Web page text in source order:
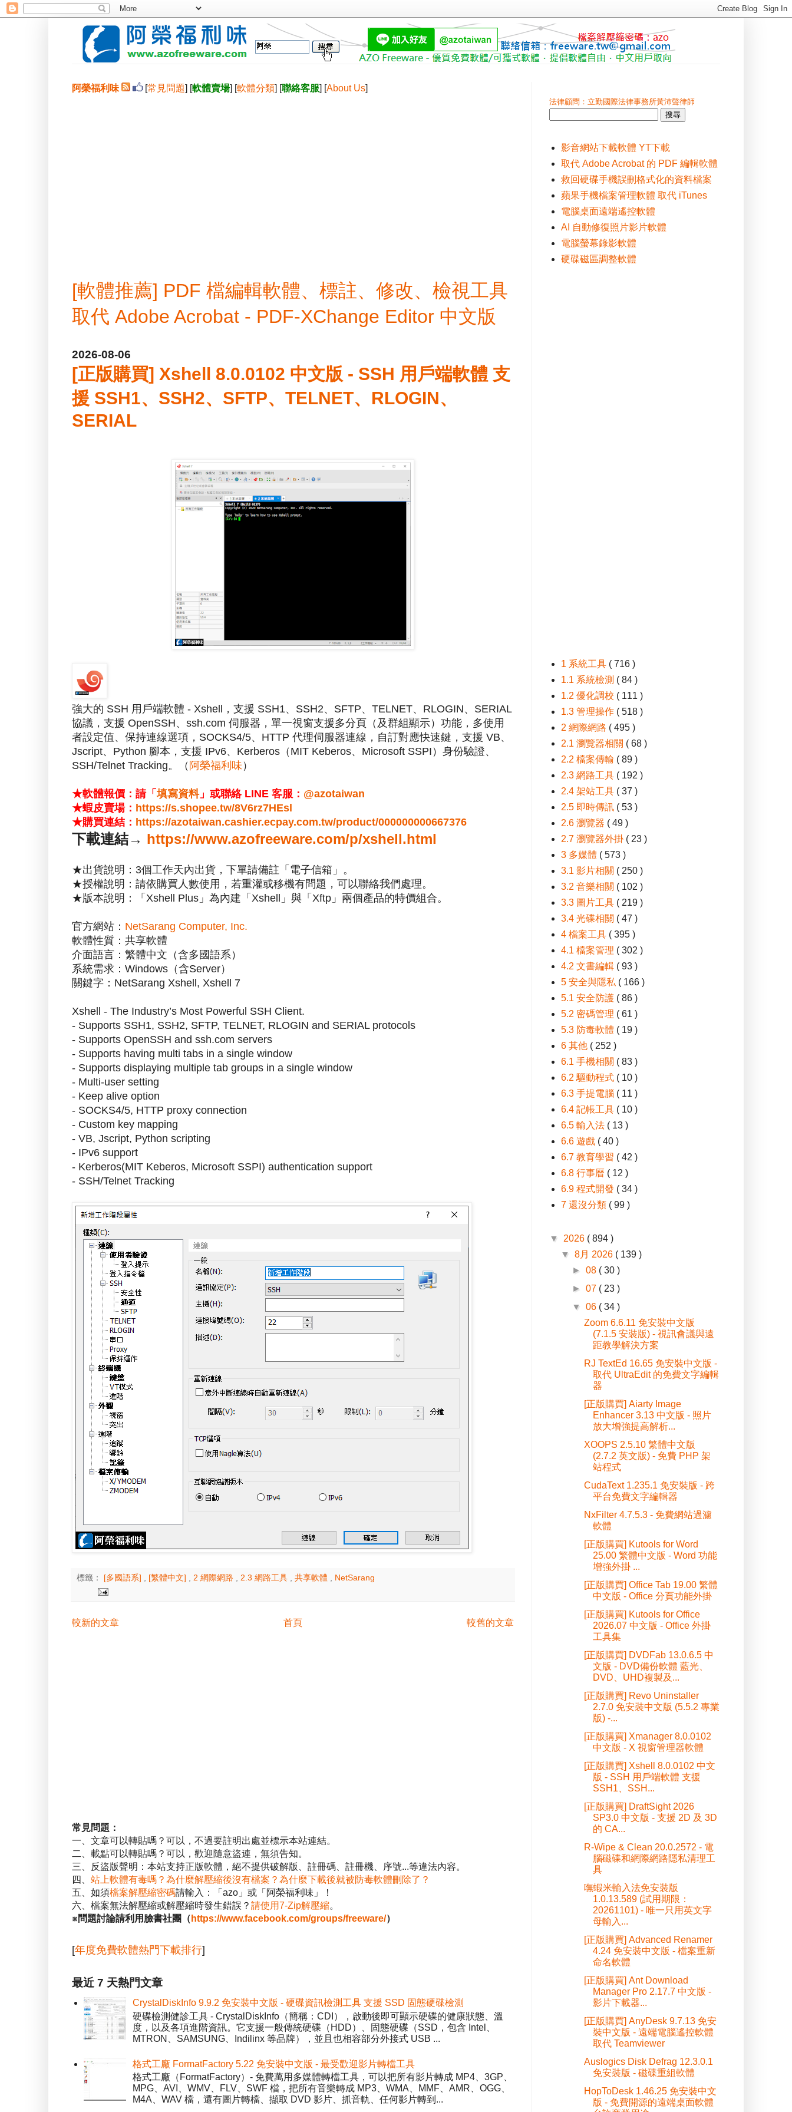
阿榮福利味 [常見問題] [軟體賣場] [軟體分類] [聯絡客服] [About Us]
[軟體推薦] PDF 檔編輯軟體、標註、修改、檢視工具
取代 Adobe Acrobat - PDF-XChange Editor 中文版
2026-08-06
[正版購買] Xshell 8.0.0102 中文版 - SSH 用戶端軟體 支
援 SSH1、SSH2、SFTP、TELNET、RLOGIN、
SERIAL
強大的 SSH 用戶端軟體 - Xshell，支援 SSH1、SSH2、SFTP、TELNET、RLOGIN、SERIAL
協議，支援 OpenSSH、ssh.com 伺服器，單一視窗支援多分頁（及群組顯示）功能，多使用
者設定值、保持連線選項，SOCKS4/5、HTTP 代理伺服器連線，自訂對應快速鍵，支援 VB、
Jscript、Python 腳本，支援 IPv6、Kerberos（MIT Keberos、Microsoft SSPI）身份驗證、
SSH/Telnet Tracking。（ 阿榮福利味 ）
★軟體報價：請「填寫資料」或聯絡 LINE 客服： @azotaiwan
★蝦皮賣場： https://s.shopee.tw/8V6rz7HEsl
★購買連結： https://azotaiwan.cashier.ecpay.com.tw/product/000000000667376
下載連結→ https://www.azofreeware.com/p/xshell.html
★出貨說明：3個工作天內出貨，下單請備註「電子信箱」。
★授權說明：請依購買人數使用，若重灌或移機有問題，可以聯絡我們處理。
★版本說明：「Xshell Plus」為內建「Xshell」與「Xftp」兩個產品的特價組合。
官方網站： NetSarang Computer, Inc.
軟體性質：共享軟體
介面語言：繁體中文（含多國語系）
系統需求：Windows（含Server）
關鍵字：NetSarang Xshell, Xshell 7
Xshell - The Industry’s Most Powerful SSH Client.
- Supports SSH1, SSH2, SFTP, TELNET, RLOGIN and SERIAL protocols
- Supports OpenSSH and ssh.com servers
- Supports having multi tabs in a single window
- Supports displaying multiple tab groups in a single window
- Multi-user setting
- Keep alive option
- SOCKS4/5, HTTP proxy connection
- Custom key mapping
- VB, Jscript, Python scripting
- IPv6 support
- Kerberos(MIT Keberos, Microsoft SSPI) authentication support
- SSH/Telnet Tracking
標籤： [多國語系] [繁體中文] 2 網際網路 2.3 網路工具 共享軟體 NetSarang
較新的文章 較舊的文章
首頁
常見問題：
一、文章可以轉貼嗎？可以，不過要註明出處並標示本站連結。
二、載點可以轉貼嗎？可以，歡迎隨意盜連，無須告知。
三、反盜版聲明：本站支持正版軟體，絕不提供破解版、註冊碼、註冊機、序號...等違法內容。
四、 站上軟體有毒嗎？為什麼解壓縮後沒有檔案？為什麼下載後就被防毒軟體刪除了？
五、如須檔案解壓縮密碼請輸入：「azo」或「阿榮福利味」！
六、檔案無法解壓縮或解壓縮時發生錯誤？ 請使用7-Zip解壓縮。
※問題討論請利用臉書社團（ https://www.facebook.com/groups/freeware/）
[年度免費軟體熱門下載排行]
最近 7 天熱門文章
CrystalDiskInfo 9.9.2 免安裝中文版 - 硬碟資訊檢測工具 支援 SSD 固態硬碟檢測
硬碟檢測健診工具 - CrystalDiskInfo（簡稱：CDI），啟動後即可顯示硬碟的健康狀態、溫
度，以及各項進階資訊。它支援一般傳統硬碟（HDD）、固態硬碟（SSD，包含 Intel、
MTRON、SAMSUNG、Indilinx 等品牌），並且也相容部分外接式 USB ...
格式工廠 FormatFactory 5.22 免安裝中文版 - 最受歡迎影片轉檔工具
格式工廠（FormatFactory）- 免費萬用多媒體轉檔工具，可以把所有影片轉成 MP4、3GP、
MPG、AVI、WMV、FLV、SWF 檔，把所有音樂轉成 MP3、WMA、MMF、AMR、OGG、
M4A、WAV 檔，還有圖片轉檔、擷取 DVD 影片、抓音軌、任何影片轉到...
法律顧問：立勤國際法律事務所黃沛聲律師
影音網站下載軟體 YT下載
取代 Adobe Acrobat 的 PDF 編輯軟體
救回硬碟手機誤刪格式化的資料檔案
蘋果手機檔案管理軟體 取代 iTunes
電腦桌面遠端遙控軟體
AI 自動修復照片影片軟體
電腦螢幕錄影軟體
硬碟磁區調整軟體
1 系統工具 ( 716 )
1.1 系統檢測 ( 84 )
1.2 優化調校 ( 111 )
1.3 管理操作 ( 518 )
2 網際網路 ( 495 )
2.1 瀏覽器相關 ( 68 )
2.2 檔案傳輸 ( 89 )
2.3 網路工具 ( 192 )
2.4 架站工具 ( 37 )
2.5 即時傳訊 ( 53 )
2.6 瀏覽器 ( 49 )
2.7 瀏覽器外掛 ( 23 )
3 多媒體 ( 573 )
3.1 影片相關 ( 250 )
3.2 音樂相關 ( 102 )
3.3 圖片工具 ( 219 )
3.4 光碟相關 ( 47 )
4 檔案工具 ( 395 )
4.1 檔案管理 ( 302 )
4.2 文書編輯 ( 93 )
5 安全與隱私 ( 166 )
5.1 安全防護 ( 86 )
5.2 密碼管理 ( 61 )
5.3 防毒軟體 ( 19 )
6 其他 ( 252 )
6.1 手機相關 ( 83 )
6.2 驅動程式 ( 10 )
6.3 手提電腦 ( 11 )
6.4 記帳工具 ( 10 )
6.5 輸入法 ( 13 )
6.6 遊戲 ( 40 )
6.7 教育學習 ( 42 )
6.8 行事曆 ( 12 )
6.9 程式開發 ( 34 )
7 還沒分類 ( 99 )
▼ 2026 ( 894 )
▼8月 2026 ( 139 )
►08 ( 30 )
►07 ( 23 )
▼06 ( 34 )
Zoom 6.6.11 免安裝中文版
(7.1.5 安裝版) - 視訊會議與遠
距教學解決方案
RJ TextEd 16.65 免安裝中文版 -
取代 UltraEdit 的免費文字編輯
器
[正版購買] Aiarty Image
Enhancer 3.13 中文版 - 照片
放大增強提高解析...
XOOPS 2.5.10 繁體中文版
(2.7.2 英文版) - 免費 PHP 架
站程式
CudaText 1.235.1 免安裝版 - 跨
平台免費文字編輯器
NxFilter 4.7.5.3 - 免費網站過濾
軟體
[正版購買] Kutools for Word
25.00 繁體中文版 - Word 功能
增強外掛 ...
[正版購買] Office Tab 19.00 繁體
中文版 - Office 分頁功能外掛
[正版購買] Kutools for Office
2026.07 中文版 - Office 外掛
工具集
[正版購買] DVDFab 13.0.6.5 中
文版 - DVD備份軟體 藍光、
DVD、UHD複製及...
[正版購買] Revo Uninstaller
2.7.0 免安裝中文版 (5.5.2 專業
版) -...
[正版購買] Xmanager 8.0.0102
中文版 - X 視窗管理器軟體
[正版購買] Xshell 8.0.0102 中文
版 - SSH 用戶端軟體 支援
SSH1、SSH...
[正版購買] DraftSight 2026
SP3.0 中文版 - 支援 2D 及 3D
的 CA...
R-Wipe & Clean 20.0.2572 - 電
腦磁碟和網際網路隱私清理工
具
嘸蝦米輸入法免安裝版
1.0.13.589 (試用期限：
20261101) - 唯一只用英文字
母輸入...
[正版購買] Advanced Renamer
4.24 免安裝中文版 - 檔案重新
命名軟體
[正版購買] Ant Download
Manager Pro 2.17.7 中文版 -
影片下載器...
[正版購買] AnyDesk 9.7.13 免安
裝中文版 - 遠端電腦遙控軟體
取代 Teamviewer
Auslogics Disk Defrag 12.3.0.1
免安裝版 - 磁碟重組軟體
HopToDesk 1.46.25 免安裝中文
版 - 免費開源的遠端桌面軟體